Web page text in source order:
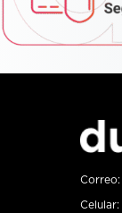
Correo:
Celular: